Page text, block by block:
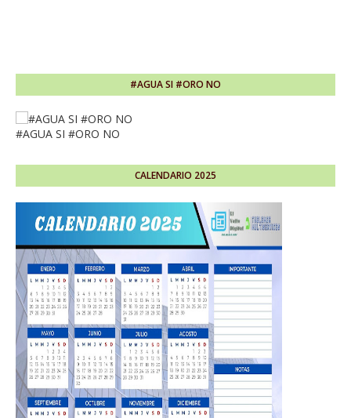
#AGUA SI #ORO NO
#AGUA SI #ORO NO
CALENDARIO 2025